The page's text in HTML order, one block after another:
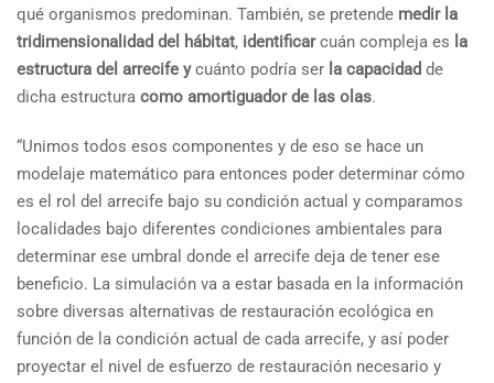
qué organismos predominan. También, se pretende medir la
tridimensionalidad del hábitat, identificarcuán compleja es la
estructura del arrecife ycuánto podría ser la capacidad de
dicha estructura como amortiguador de las olas.
“Unimos todos esos componentes y de eso se hace un
modelaje matemático para entonces poder determinar cómo
es el rol del arrecife bajo su condición actual y comparamos
localidades bajo diferentes condiciones ambientales para
determinar ese umbral donde el arrecife deja de tener ese
beneficio. La simulación va a estar basada en la información
sobre diversas alternativas de restauración ecológica en
función de la condición actual de cada arrecife, y así poder
proyectar el nivel de esfuerzo de restauración necesario y